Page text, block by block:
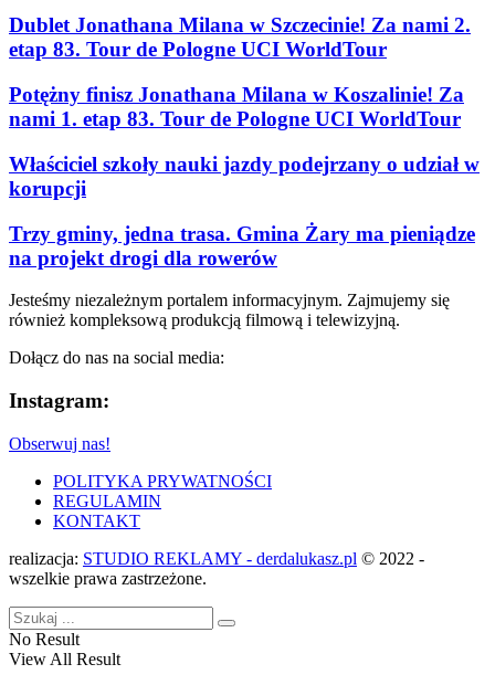
Dublet Jonathana Milana w Szczecinie! Za nami 2.
etap 83. Tour de Pologne UCI WorldTour
Potężny finisz Jonathana Milana w Koszalinie! Za
nami 1. etap 83. Tour de Pologne UCI WorldTour
Właściciel szkoły nauki jazdy podejrzany o udział w
korupcji
Trzy gminy, jedna trasa. Gmina Żary ma pieniądze
na projekt drogi dla rowerów
Jesteśmy niezależnym portalem informacyjnym. Zajmujemy się
również kompleksową produkcją filmową i telewizyjną.
Dołącz do nas na social media:
Instagram:
Obserwuj nas!
POLITYKA PRYWATNOŚCI
REGULAMIN
KONTAKT
realizacja: STUDIO REKLAMY - derdalukasz.pl © 2022 -
wszelkie prawa zastrzeżone.
No Result
View All Result